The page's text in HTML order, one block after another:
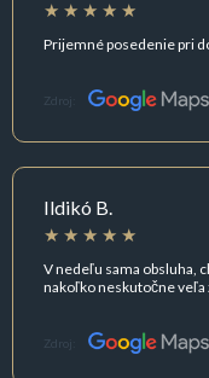
Prijemné posedenie pri
Zdroj:
Ildikó B.
V nedeľu sama obsluha,
nakoľko neskutočne veľa
Zdroj: